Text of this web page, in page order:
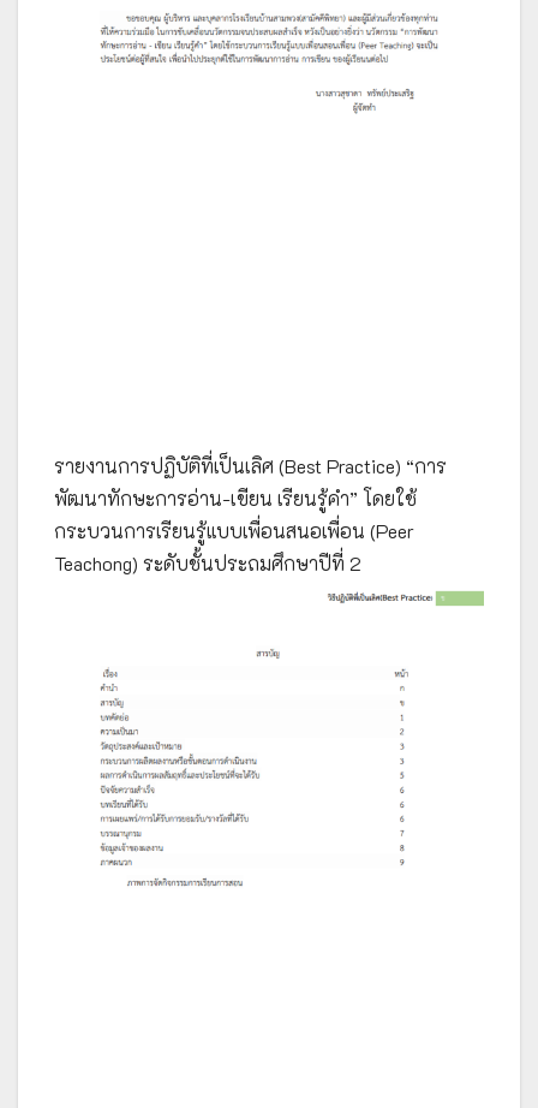
รายงานการปฏิบัติที่เป็นเลิศ (Best Practice) “การ
พัฒนาทักษะการอ่าน-เขียน เรียนรู้คำ” โดยใช้
กระบวนการเรียนรู้แบบเพื่อนสนอเพื่อน (Peer
Teachong) ระดับชั้นประถมศึกษาปีที่ 2